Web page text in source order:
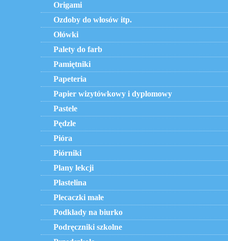
Origami
Ozdoby do włosów itp.
Ołówki
Palety do farb
Pamiętniki
Papeteria
Papier wizytówkowy i dyplomowy
Pastele
Pędzle
Pióra
Piórniki
Plany lekcji
Plastelina
Plecaczki małe
Podkłady na biurko
Podręczniki szkolne